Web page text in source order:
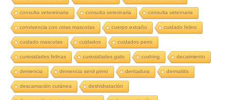
consulta vetereinaria consulta veterinaria consulta veternaria
convivencia con otras mascotas cuerpo extraño cuidado felino
cuidado mascotas cuidados cuidados perro
curiosidades felinas curiosidades gato cushing decaimiento
demencia demencia senil perro dentadura dermatitis
descamación cutánea deshidratación